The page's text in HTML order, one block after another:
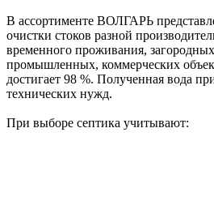
В ассортименте ВОЛГАРЬ
очистки стоков разной
временного проживания,
промышленных, коммерческих
достигает 98 %. Полученная вода
технических нужд.
При выборе септика учитывают: